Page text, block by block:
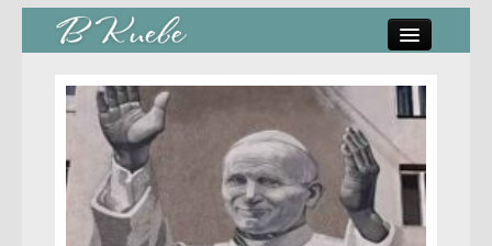
стрит-арт
коты Киева
скамейки